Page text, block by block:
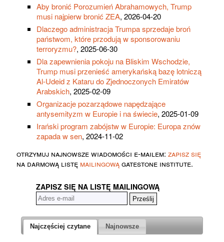
Aby bronić Porozumień Abrahamowych, Trump
musi najpierw bronić ZEA, 2026-04-20
Dlaczego administracja Trumpa sprzedaje broń
państwom, które przodują w sponsorowaniu
terroryzmu?, 2025-06-30
Dla zapewnienia pokoju na Bliskim Wschodzie,
Trump musi przenieść amerykańską bazę lotniczą
Al-Udeid z Kataru do Zjednoczonych Emiratów
Arabskich, 2025-02-09
Organizacje pozarządowe napędzające
antysemityzm w Europie i na świecie, 2025-01-09
Irański program zabójstw w Europie: Europa znów
zapada w sen, 2024-11-02
otrzymuj najnowsze wiadomości e-mailem: zapisz się
na darmową listę mailingowągatestone institute.
ZAPISZ SIĘ NA LISTĘ MAILINGOWĄ
Najczęściej czytane Najnowsze